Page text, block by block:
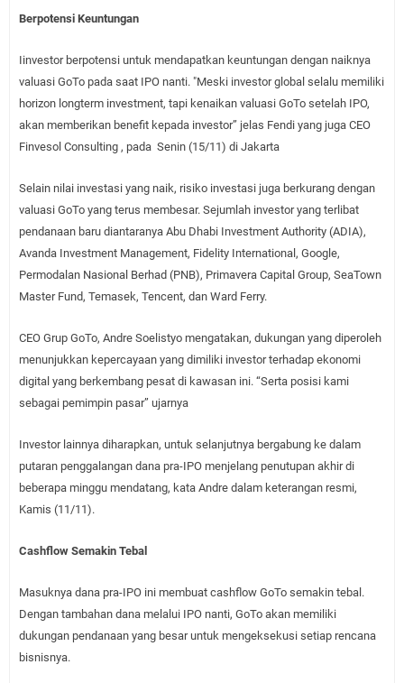
Berpotensi Keuntungan
Iinvestor berpotensi untuk mendapatkan keuntungan dengan naiknya
valuasi GoTo pada saat IPO nanti. "Meski investor global selalu memiliki
horizon longterm investment, tapi kenaikan valuasi GoTo setelah IPO,
akan memberikan benefit kepada investor” jelas Fendi yang juga CEO
Finvesol Consulting , pada Senin (15/11) di Jakarta
Selain nilai investasi yang naik, risiko investasi juga berkurang dengan
valuasi GoTo yang terus membesar. Sejumlah investor yang terlibat
pendanaan baru diantaranya Abu Dhabi Investment Authority (ADIA),
Avanda Investment Management, Fidelity International, Google,
Permodalan Nasional Berhad (PNB), Primavera Capital Group, SeaTown
Master Fund, Temasek, Tencent, dan Ward Ferry.
CEO Grup GoTo, Andre Soelistyo mengatakan, dukungan yang diperoleh
menunjukkan kepercayaan yang dimiliki investor terhadap ekonomi
digital yang berkembang pesat di kawasan ini. “Serta posisi kami
sebagai pemimpin pasar” ujarnya
Investor lainnya diharapkan, untuk selanjutnya bergabung ke dalam
putaran penggalangan dana pra-IPO menjelang penutupan akhir di
beberapa minggu mendatang, kata Andre dalam keterangan resmi,
Kamis (11/11).
Cashflow Semakin Tebal
Masuknya dana pra-IPO ini membuat cashflow GoTo semakin tebal.
Dengan tambahan dana melalui IPO nanti, GoTo akan memiliki
dukungan pendanaan yang besar untuk mengeksekusi setiap rencana
bisnisnya.